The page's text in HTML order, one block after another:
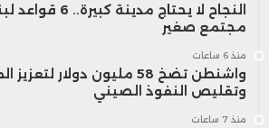
النجاح لا يحتاج
مجتمع صغير
منذ 6 ساعات
واشنطن تضخ 58 مليون دولار
وتقليص النفوذ الصيني
منذ 7 ساعات